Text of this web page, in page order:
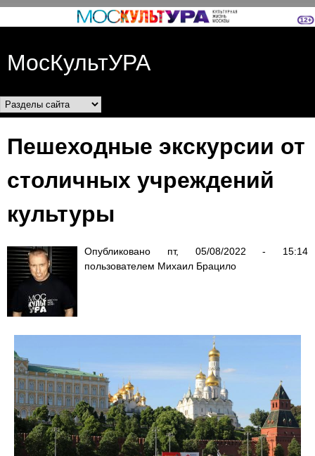
Перейти к основному
МосКультУРА
Разделы сайта
Пешеходные экскурсии от
столичных учреждений
культуры
Опубликовано пт, 05/08/2022 - 15:14
пользователем Михаил Брацило